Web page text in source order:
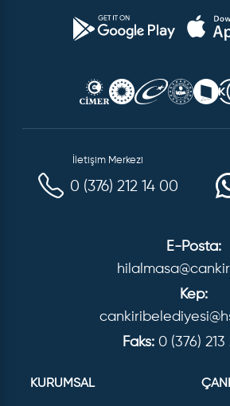
İletişim Merkezi
0 (376) 212 14 00
E-Posta:
Kep:
Faks: 0 (376)
KURUMSAL